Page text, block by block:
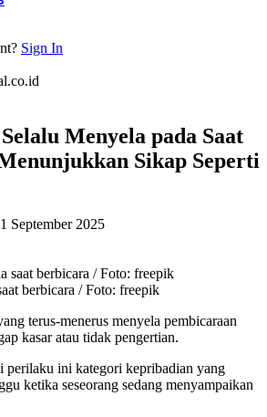
Sign In
Menyela pada Saat
Sikap Seperti
September 2025
berbicara / Foto: freepik
terus-menerus menyela pembicaraan
kasar atau tidak pengertian.
perilaku ini kategori kepribadian yang
ketika seseorang sedang menyampaikan